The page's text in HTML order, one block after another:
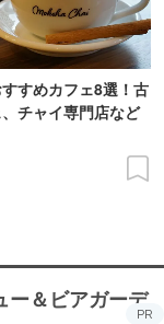
すめカフェ8選！古
チャイ専門店など
ー＆ビアガーデ
PR